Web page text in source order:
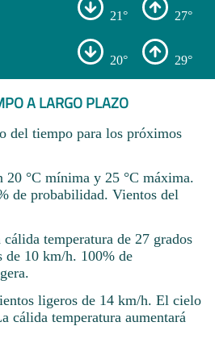
21° 27°
20° 29°
A LARGO PLAZO
del tiempo para los próximos
°C mínima y 25 °C máxima.
de probabilidad. Vientos del
temperatura de 27 grados
de 10 km/h. 100% de
ligeros de 14 km/h. El cielo
cálida temperatura aumentará